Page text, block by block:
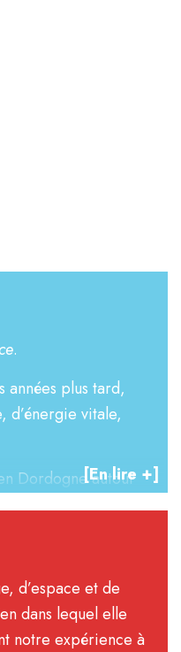
.
années plus tard,
d’énergie vitale,
Dordogne autour
[En lire +]
d’espace et de
dans lequel elle
notre expérience à